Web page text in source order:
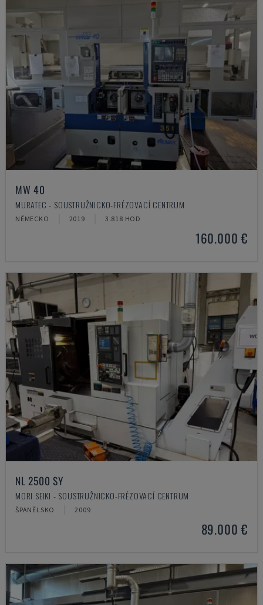
MW 40
MURATEC - SOUSTRUŽNICKO-FRÉZOVACÍ CENTRUM
NĚMECKO 2019 3.818 HOD
160.000 €
NL 2500 SY
MORI SEIKI - SOUSTRUŽNICKO-FRÉZOVACÍ CENTRUM
ŠPANĚLSKO 2009
89.000 €